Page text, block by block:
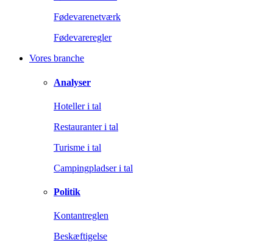
Fødevarenetværk
Fødevareregler
Vores branche
Analyser
Hoteller i tal
Restauranter i tal
Turisme i tal
Campingpladser i tal
Politik
Kontantreglen
Beskæftigelse